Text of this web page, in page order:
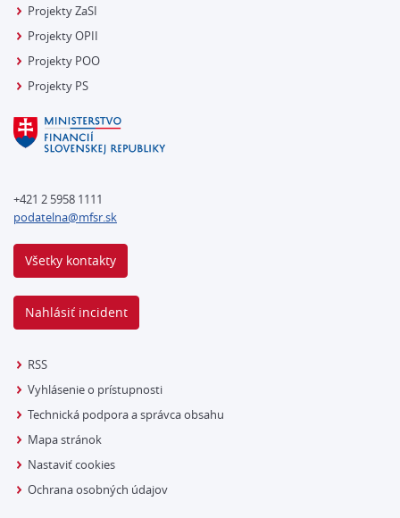
Projekty ZaSI
Projekty OPII
Projekty POO
Projekty PS
+421 2 5958 1111
podatelna@mfsr.sk
Všetky kontakty
Nahlásiť incident
RSS
Vyhlásenie o prístupnosti
Technická podpora a správca obsahu
Mapa stránok
Nastaviť cookies
Ochrana osobných údajov